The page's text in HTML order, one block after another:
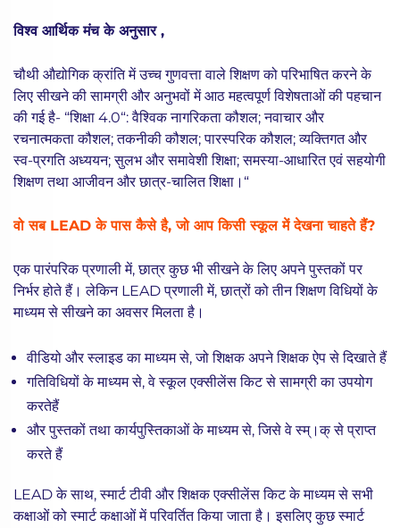
विश्व आर्थिक मंच के अनुसार ,
चौथी औद्योगिक क्रांति में उच्च गुणवत्ता वाले शिक्षण को परिभाषित करने के
लिए सीखने की सामग्री और अनुभवों में आठ महत्वपूर्ण विशेषताओं की पहचान
की गई है- “शिक्षा 4.0“: वैश्विक नागरिकता कौशल; नवाचार और
रचनात्मकता कौशल; तकनीकी कौशल; पारस्परिक कौशल; व्यक्तिगत और
स्व-प्रगति अध्ययन; सुलभ और समावेशी शिक्षा; समस्या-आधारित एवं सहयोगी
शिक्षण तथा आजीवन और छात्र-चालित शिक्षा।“
वो सब LEAD के पास कैसे है, जो आप किसी स्कूल में देखना चाहते हैं?
एक पारंपरिक प्रणाली में, छात्र कुछ भी सीखने के लिए अपने पुस्तकों पर
निर्भर होते हैं। लेकिन LEAD प्रणाली में, छात्रों को तीन शिक्षण विधियों के
माध्यम से सीखने का अवसर मिलता है।
वीडियो और स्लाइड का माध्यम से, जो शिक्षक अपने शिक्षक ऐप से दिखाते हैं
गतिविधियों के माध्यम से, वे स्कूल एक्सीलेंस किट से सामग्री का उपयोग
करतेहैं
और पुस्तकों तथा कार्यपुस्तिकाओं के माध्यम से, जिसे वे स्म्।क् से प्राप्त
करते हैं
LEAD के साथ, स्मार्ट टीवी और शिक्षक एक्सीलेंस किट के माध्यम से सभी
कक्षाओं को स्मार्ट कक्षाओं में परिवर्तित किया जाता है। इसलिए कुछ स्मार्ट